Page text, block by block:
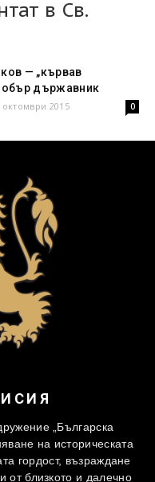
в Св.
— „кървав
държавник
октомври 2015 0
„Българска
на историческата
гордост, възраждане
от близкото и далечно